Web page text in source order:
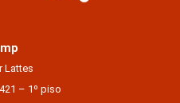
Lattes
– 1º piso